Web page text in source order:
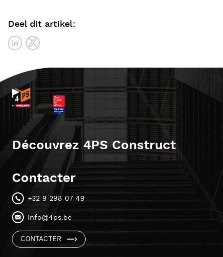
Deel dit artikel:
Découvrez 4PS Construct
Contacter
+32 9 298 07 49
info@4ps.be
CONTACTER